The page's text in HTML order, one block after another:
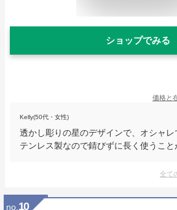
ショップでみる
価格と
Kelly(50代・女性)
透かし彫りの星のデザインで、オシャレ
テンレス製なので錆びずに長く使うこと
全て
no. 10